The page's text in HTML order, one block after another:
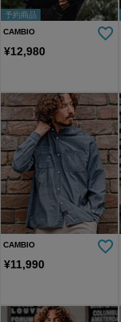
予約商品
CAMBIO
¥12,980
CAMBIO
¥11,990